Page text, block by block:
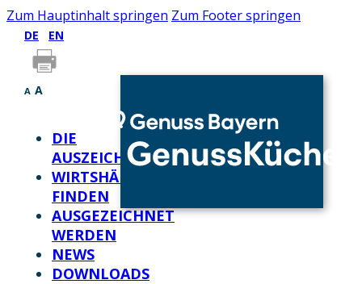
Zum Hauptinhalt springen Zum Footer springen
DE EN
A A
DIE
AUSZEICHNUNG
WIRTSHÄUSER
FINDEN
AUSGEZEICHNET
WERDEN
NEWS
DOWNLOADS